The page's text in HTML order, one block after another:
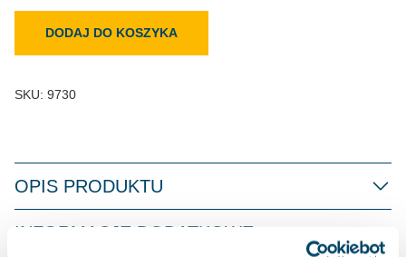
do
prasowania
Andante
DODAJ DO KOSZYKA
SKU: 9730
OPIS PRODUKTU
INFORMACJE DODATKOWE